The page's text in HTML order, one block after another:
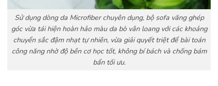
Sử dụng dòng da Microfiber chuyên dụng, bộ sofa văng ghép
góc vừa tái hiện hoàn hảo màu da bò vân loang với các khoảng
chuyển sắc đậm nhạt tự nhiên, vừa giải quyết triệt để bài toán
công năng nhờ độ bền cơ học tốt, không bí bách và chống bám
bẩn tối ưu.